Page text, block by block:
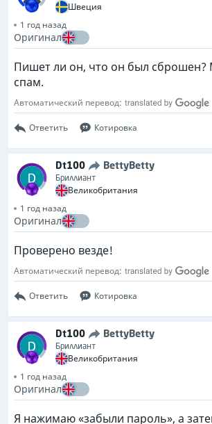
Швеция
1 год назад
Оригинал
Пишет ли он, что он был сброшен?
спам.
Автоматический перевод:
Ответить Котировка
Dt100 BettyBetty
Бриллиант
Великобритания
1 год назад
Оригинал
Проверено везде!
Автоматический перевод:
Ответить Котировка
Dt100 BettyBetty
Бриллиант
Великобритания
1 год назад
Оригинал
Я нажимаю «забыли пароль», а